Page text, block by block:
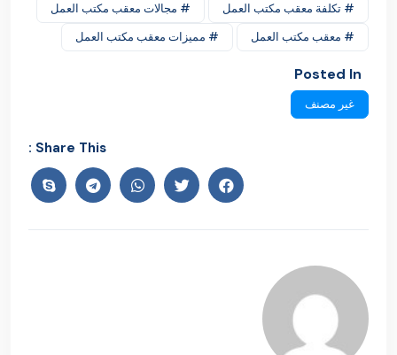
# تكلفة معقب مكتب العمل
# مجالات معقب مكتب العمل
# معقب مكتب العمل
# مميزات معقب مكتب العمل
Posted In
غير مصنف
Share This :